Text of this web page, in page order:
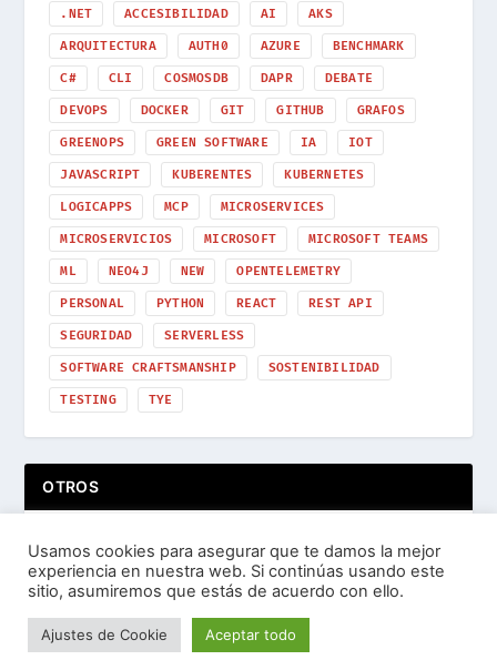
.NET ACCESIBILIDAD AI AKS
ARQUITECTURA AUTH0 AZURE BENCHMARK
C# CLI COSMOSDB DAPR DEBATE
DEVOPS DOCKER GIT GITHUB GRAFOS
GREENOPS GREEN SOFTWARE IA IOT
JAVASCRIPT KUBERENTES KUBERNETES
LOGICAPPS MCP MICROSERVICES
MICROSERVICIOS MICROSOFT MICROSOFT TEAMS
ML NEO4J NEW OPENTELEMETRY
PERSONAL PYTHON REACT REST API
SEGURIDAD SERVERLESS
SOFTWARE CRAFTSMANSHIP SOSTENIBILIDAD
TESTING TYE
OTROS
Usamos cookies para asegurar que te damos la mejor
experiencia en nuestra web. Si continúas usando este
sitio, asumiremos que estás de acuerdo con ello.
Ajustes de Cookie Aceptar todo